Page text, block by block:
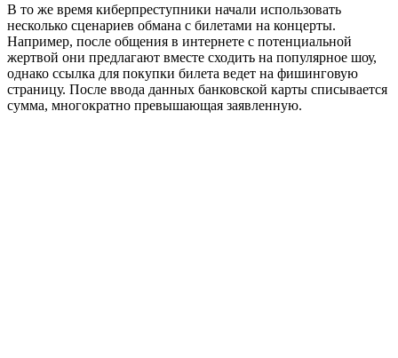
В то же время киберпреступники начали использовать
несколько сценариев обмана с билетами на концерты.
Например, после общения в интернете с потенциальной
жертвой они предлагают вместе сходить на популярное шоу,
однако ссылка для покупки билета ведет на фишинговую
страницу. После ввода данных банковской карты списывается
сумма, многократно превышающая заявленную.